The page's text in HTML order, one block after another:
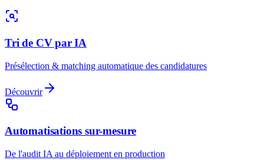
Tri de CV par IA
Présélection & matching automatique des candidatures
Découvrir
Automatisations sur-mesure
De l'audit IA au déploiement en production